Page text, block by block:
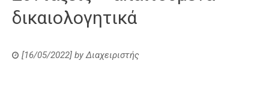
δικαιολογητικά
[16/05/2022] byΔιαχειριστής